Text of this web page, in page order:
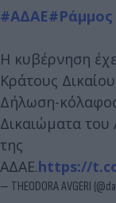
#ΑΔΑΕ#Ράμμος
Η κυβέρνηση
Κράτους
Δήλωση-κόλαφος
Δικαιώματα του
της
ΑΔΑΕ.https://
— THEODORA AVGERI